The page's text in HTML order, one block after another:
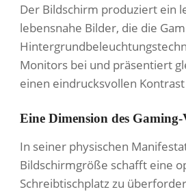
Der Bildschirm produziert ein
lebensnahe Bilder, die die
Monitors bei und präsentiert
einen eindrucksvollen
Eine Dimension des Gaming-
In seiner physischen
Bildschirmgröße schafft eine
Schreibtischplatz zu